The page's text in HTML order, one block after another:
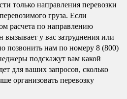
только направления перевозки
груза. Если
расчета по направлению
у вас затруднения или
позвонить нам по номеру 8 (800)
подскажут вам какой
для ваших запросов, сколько
организовать перевозку